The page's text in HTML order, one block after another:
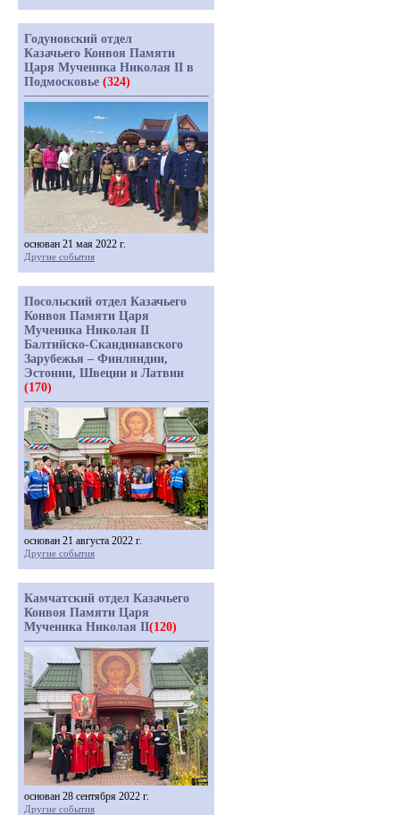
Годуновский отдел
Казачьего Конвоя Памяти
Царя Мученика Николая II в
Подмосковье (324)
основан 21 мая 2022 г.
Другие события
Посольский отдел Казачьего
Конвоя Памяти Царя
Мученика Николая II
Балтийско-Скандинавского
Зарубежья – Финляндии,
Эстонии, Швеции и Латвии
(170)
основан 21 августа 2022 г.
Другие события
Камчатский отдел Казачьего
Конвоя Памяти Царя
Мученика Николая II(120)
основан 28 сентября 2022 г.
Другие события